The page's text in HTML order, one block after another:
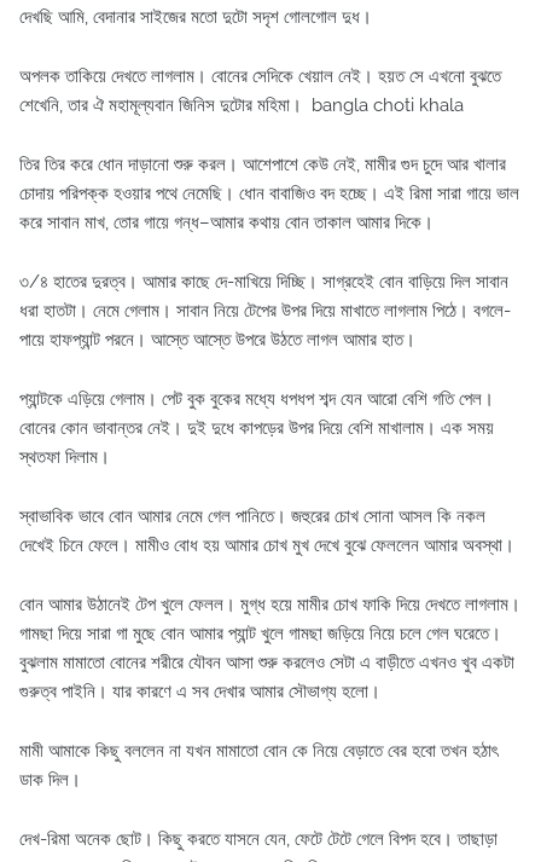
দেখছি আমি, বেদানার সাইজের মতো দুটো সদৃশ গোলগোল দুধ।
অপলক তাকিয়ে দেখতে লাগলাম। বোনের সেদিকে খেয়াল নেই। হয়ত সে এখনো বুঝতে
শেখেনি, তার ঐ মহামূল্যবান জিনিস দুটোর মহিমা। bangla choti khala
তির তির করে ধোন দাড়ানো শুরু করল। আশেপাশে কেউ নেই, মামীর গুদ চুদে আর খালার
চোদায় পরিপক্ক হওয়ার পথে নেমেছি। ধোন বাবাজিও বদ হচ্ছে। এই রিমা সারা গায়ে ভাল
করে সাবান মাখ, তোর গায়ে গন্ধ–আমার কথায় বোন তাকাল আমার দিকে।
৩/৪ হাতের দুরত্ব। আমার কাছে দে-মাখিয়ে দিচ্ছি। সাগ্রহেই বোন বাড়িয়ে দিল সাবান
ধরা হাতটা। নেমে গেলাম। সাবান নিয়ে টেপের উপর দিয়ে মাখাতে লাগলাম পিঠে। বগলে-
পায়ে হাফপ্যান্ট পরনে। আস্তে আস্তে উপরে উঠতে লাগল আমার হাত।
প্যান্টকে এড়িয়ে গেলাম। পেট বুক বুকের মধ্যে ধপধপ শব্দ যেন আরো বেশি গতি পেল।
বোনের কোন ভাবান্তর নেই। দুই দুধে কাপড়ের উপর দিয়ে বেশি মাখালাম। এক সময়
স্থতফা দিলাম।
স্বাভাবিক ভাবে বোন আমার নেমে গেল পানিতে। জহুরের চোখ সোনা আসল কি নকল
দেখেই চিনে ফেলে। মামীও বোধ হয় আমার চোখ মুখ দেখে বুঝে ফেললেন আমার অবস্থা।
বোন আমার উঠানেই টেপ খুলে ফেলল। মুগ্ধ হয়ে মামীর চোখ ফাকি দিয়ে দেখতে লাগলাম।
গামছা দিয়ে সারা গা মুছে বোন আমার প্যান্ট খুলে গামছা জড়িয়ে নিয়ে চলে গেল ঘরেতে।
বুঝলাম মামাতো বোনের শরীরে যৌবন আসা শুরু করলেও সেটা এ বাড়ীতে এখনও খুব একটা
গুরুত্ব পাইনি। যার কারণে এ সব দেখার আমার সৌভাগ্য হলো।
মামী আমাকে কিছু বললেন না যখন মামাতো বোন কে নিয়ে বেড়াতে বের হবো তখন হঠাৎ
ডাক দিল।
দেখ-রিমা অনেক ছোট। কিছু করতে যাসনে যেন, ফেটে টেটে গেলে বিপদ হবে। তাছাড়া